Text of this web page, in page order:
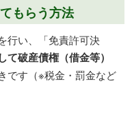
もらう方法
行い、「免責許可決
て破産債権（借金等）
です（※税金・罰金など